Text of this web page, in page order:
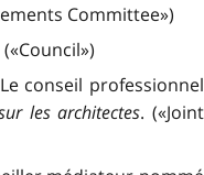
Committee»)
conseil professionnel
les architectes. («Joint